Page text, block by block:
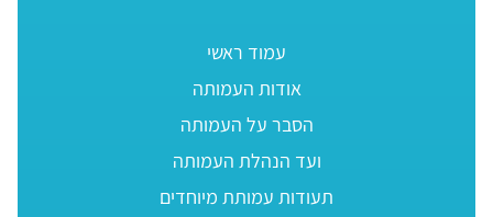
עמוד ראשי
אודות העמותה
הסבר על העמותה
ועד הנהלת העמותה
תעודות עמותת מיוחדים